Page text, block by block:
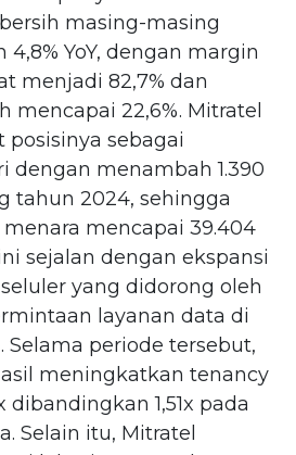
masing-masing
4,8% YoY, dengan margin
menjadi 82,7% dan
mencapai 22,6%. Mitratel
sebagai
dengan menambah 1.390
tahun 2024, sehingga
mencapai 39.404
sejalan dengan ekspansi
yang didorong oleh
layanan data di
Selama periode tersebut,
meningkatkan tenancy
dibandingkan 1,51x pada
Selain itu, Mitratel